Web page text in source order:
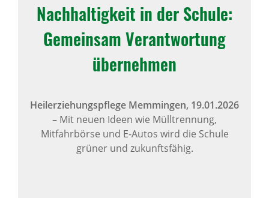
Nachhaltigkeit in der Schule:
Gemeinsam Verantwortung
übernehmen
Heilerziehungspflege Memmingen, 19.01.2026
– Mit neuen Ideen wie Mülltrennung,
Mitfahrbörse und E-Autos wird die Schule
grüner und zukunftsfähig.